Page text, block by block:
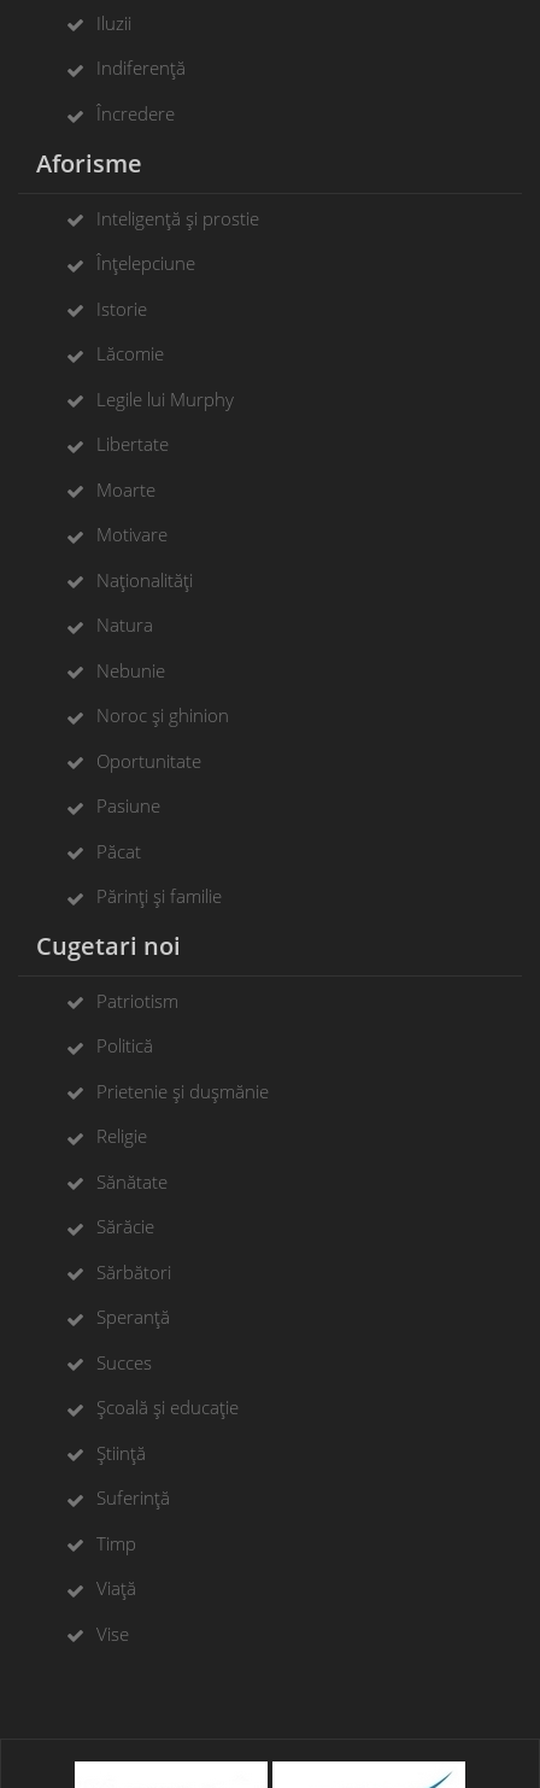
Iluzii
Indiferență
Încredere
Aforisme
Inteligență și prostie
Înțelepciune
Istorie
Lăcomie
Legile lui Murphy
Libertate
Moarte
Motivare
Naționalități
Natura
Nebunie
Noroc și ghinion
Oportunitate
Pasiune
Păcat
Părinți și familie
Cugetari noi
Patriotism
Politică
Prietenie și dușmănie
Religie
Sănătate
Sărăcie
Sărbători
Speranță
Succes
Școală și educație
Știință
Suferință
Timp
Viață
Vise